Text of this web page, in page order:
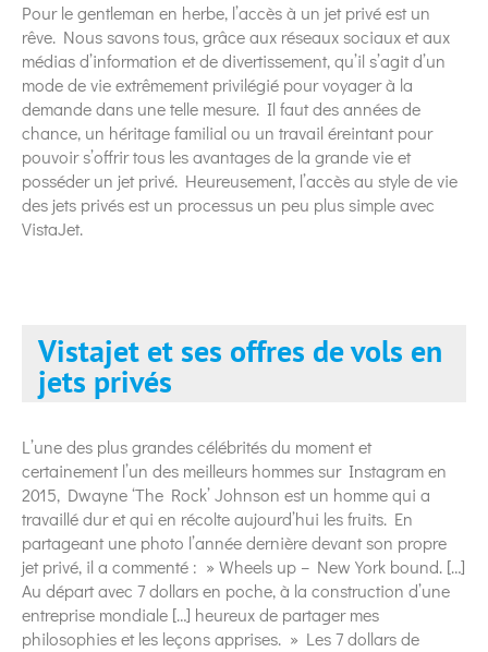
Pour le gentleman en herbe, l’accès à un jet privé est un
rêve. Nous savons tous, grâce aux réseaux sociaux et aux
médias d’information et de divertissement, qu’il s’agit d’un
mode de vie extrêmement privilégié pour voyager à la
demande dans une telle mesure. Il faut des années de
chance, un héritage familial ou un travail éreintant pour
pouvoir s’offrir tous les avantages de la grande vie et
posséder un jet privé. Heureusement, l’accès au style de vie
des jets privés est un processus un peu plus simple avec
VistaJet.
Vistajet et ses offres de vols en
jets privés
L’une des plus grandes célébrités du moment et
certainement l’un des meilleurs hommes sur Instagram en
2015, Dwayne ‘The Rock’ Johnson est un homme qui a
travaillé dur et qui en récolte aujourd’hui les fruits. En
partageant une photo l’année dernière devant son propre
jet privé, il a commenté : » Wheels up – New York bound. […]
Au départ avec 7 dollars en poche, à la construction d’une
entreprise mondiale […] heureux de partager mes
philosophies et les leçons apprises. » Les 7 dollars de